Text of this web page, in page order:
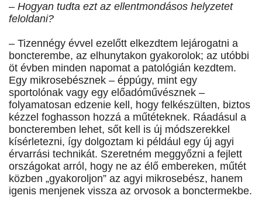
– Hogyan tudta ezt az ellentmondásos helyzetet
feloldani?
– Tizennégy évvel ezelőtt elkezdtem lejárogatni a
boncterembe, az elhunytakon gyakorolok; az utóbbi
öt évben minden napomat a patológián kezdtem.
Egy mikrosebésznek – éppúgy, mint egy
sportolónak vagy egy előadóművésznek –
folyamatosan edzenie kell, hogy felkészülten, biztos
kézzel foghasson hozzá a műtéteknek. Ráadásul a
boncteremben lehet, sőt kell is új módszerekkel
kísérletezni, így dolgoztam ki például egy új agyi
érvarrási technikát. Szeretném meggyőzni a fejlett
országokat arról, hogy ne az élő embereken, műtét
közben „gyakoroljon” az agyi mikrosebész, hanem
igenis menjenek vissza az orvosok a bonctermekbe.